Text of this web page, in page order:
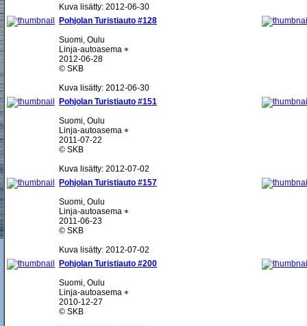
Kuva lisätty: 2012-06-30
Pohjolan Turistiauto #128
Suomi, Oulu
Linja-autoasema ⌖
2012-06-28
© SKB
Kuva lisätty: 2012-06-30
Pohjolan Turistiauto #151
Suomi, Oulu
Linja-autoasema ⌖
2011-07-22
© SKB
Kuva lisätty: 2012-07-02
Pohjolan Turistiauto #157
Suomi, Oulu
Linja-autoasema ⌖
2011-06-23
© SKB
Kuva lisätty: 2012-07-02
Pohjolan Turistiauto #200
Suomi, Oulu
Linja-autoasema ⌖
2010-12-27
© SKB